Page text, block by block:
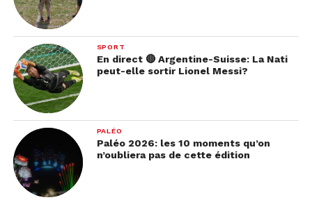
SPORT
En direct 🔴 Argentine-Suisse: La Nati
peut-elle sortir Lionel Messi?
PALÉO
Paléo 2026: les 10 moments qu’on
n’oubliera pas de cette édition